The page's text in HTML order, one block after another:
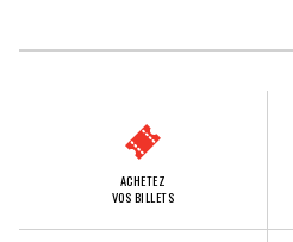
ACHETEZ
VOS BILLETS